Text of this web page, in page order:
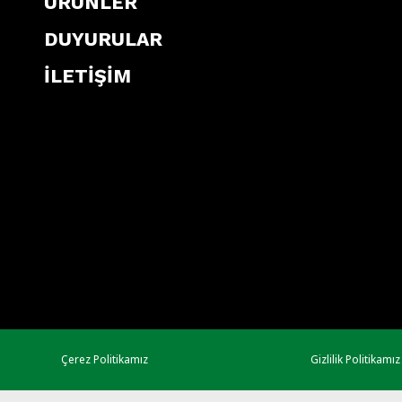
DUYURULAR
İLETİŞİM
Çerez Politikamız Gizlilik Politikamız